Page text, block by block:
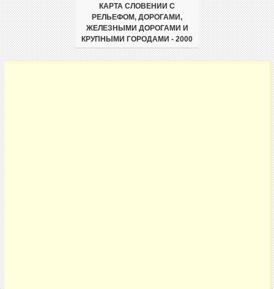
КАРТА СЛОВЕНИИ С
РЕЛЬЕФОМ, ДОРОГАМИ,
ЖЕЛЕЗНЫМИ ДОРОГАМИ И
КРУПНЫМИ ГОРОДАМИ - 2000